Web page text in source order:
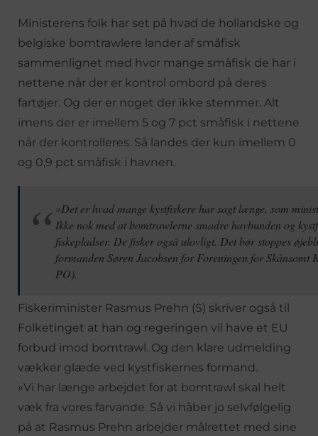
Ministerens folk har set på hvad de hollandske og
belgiske bomtrawlere lander af småfisk
sammenlignet med hvor mange småfisk de har i
nettene når der er kontrol ombord på deres
fartøjer. Og der er noget der ikke stemmer. Alt
imens der er imellem 5 og 7 pct småfisk i nettene
når der kontrolleres. Så landes der kun imellem 0
og 0,9 pct småfisk i havnen.
»Det er hvad mange kystfiskere har sagt længe, som
Ikke nok med at bomtrawlerne smadre havbunden og
fiskepladser. De fisker også ulovligt. Det bør stoppes
formanden Søren Jacobsen for Foreningen for Skånsomt
PO).
Fiskeriminister Rasmus Prehn (S) skriver også til
Folketinget at han og regeringen vil have et EU
forbud imod bomtrawl. Og den klare udmelding
vækker glæde ved kystfiskernes formand.
»Vi har længe arbejdet for at bomtrawl skal helt
væk fra vores farvande. Så vi håber jo selvfølgelig
på at Rasmus Prehn arbejder målrettet med sine